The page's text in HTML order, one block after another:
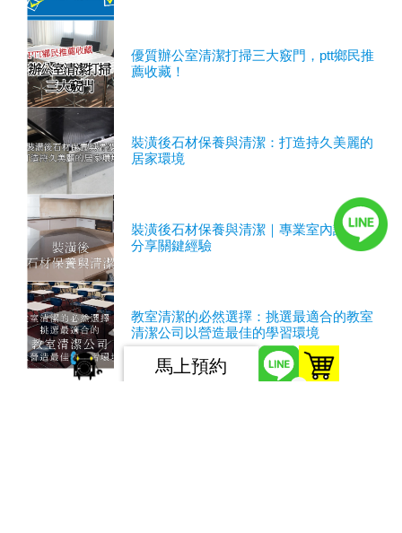
優質辦公室清潔打掃三大竅門，ptt鄉民推
薦收藏！
裝潢後石材保養與清潔：打造持久美麗的
居家環境
裝潢後石材保養與清潔｜專業室內設計師
分享關鍵經驗
教室清潔的必然選擇：挑選最適合的教室
清潔公司以營造最佳的學習環境
馬上預約